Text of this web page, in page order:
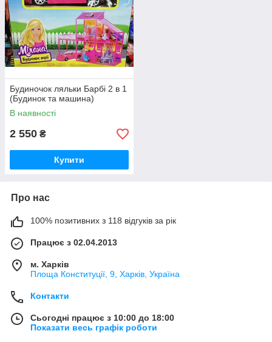
Будиночок ляльки Барбі 2 в 1
(Будинок та машина)
В наявності
2 550 ₴
Купити
Про нас
100% позитивних з 118 відгуків за рік
Працює з 02.04.2013
м. Харків
Площа Конституції, 9, Харків, Україна
Контакти
Сьогодні працює з 10:00 до 18:00
Показати весь графік роботи